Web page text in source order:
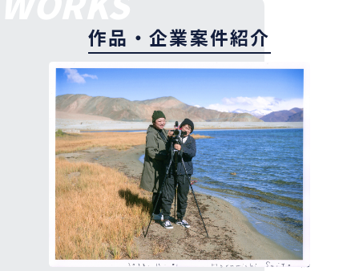
作品・企業案件紹介
ブランドの物語を、クリエイティブで未来へと紡